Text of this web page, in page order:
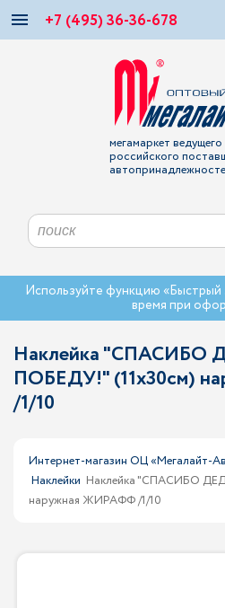
+7 (495) 36-36-678
мегамаркет ведущего
российского
Используйте функцию «Быстрый
время при
Наклейка "СПАСИБО
ПОБЕДУ!" (11х30см)
/1/10
Интернет-магазин ОЦ «Мегалайт-
Наклейки Наклейка "СПАСИБО
наружная ЖИРАФФ /1/10